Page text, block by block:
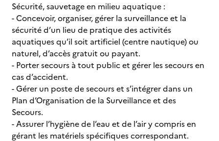
Sécurité, sauvetage en milieu aquatique :
- Concevoir, organiser, gérer la surveillance et la
sécurité d’un lieu de pratique des activités
aquatiques qu’il soit artificiel (centre nautique) ou
naturel, d’accès gratuit ou payant.
- Porter secours à tout public et gérer les secours en
cas d’accident.
- Gérer un poste de secours et s’intégrer dans un
Plan d’Organisation de la Surveillance et des
Secours.
- Assurer l’hygiène de l’eau et de l’air y compris en
gérant les matériels spécifiques correspondant.